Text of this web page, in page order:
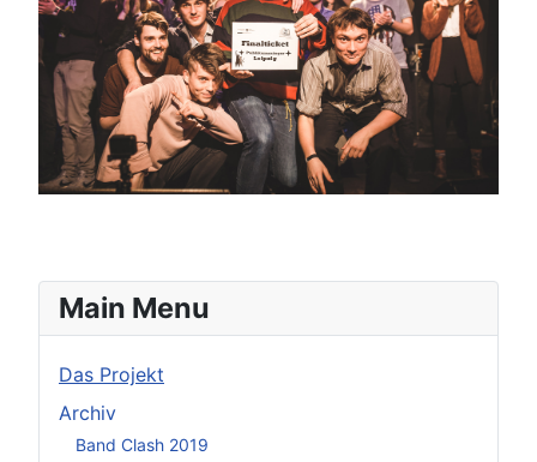
Main Menu
Das Projekt
Archiv
Band Clash 2019